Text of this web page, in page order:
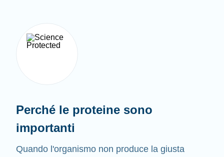
Perché le proteine sono
importanti
Quando l'organismo non produce la giusta